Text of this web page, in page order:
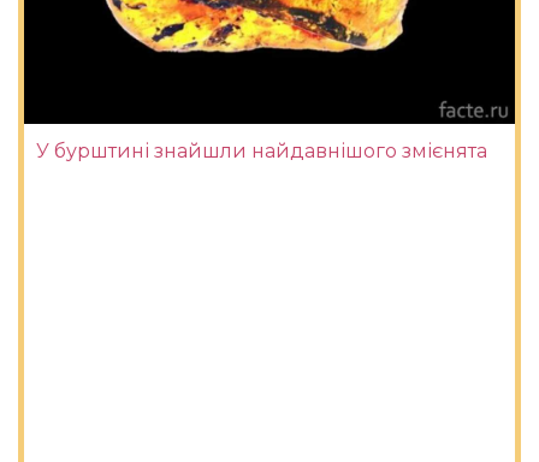
У бурштині знайшли найдавнішого змієнята